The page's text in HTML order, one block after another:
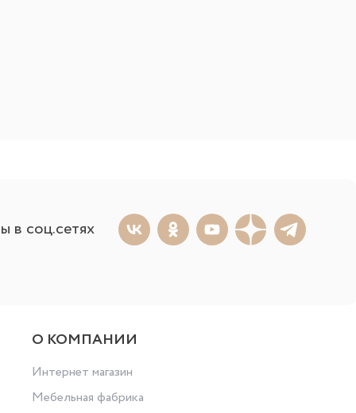
в соц.сетях
О КОМПАНИИ
Интернет магазин
Мебельная фабрика